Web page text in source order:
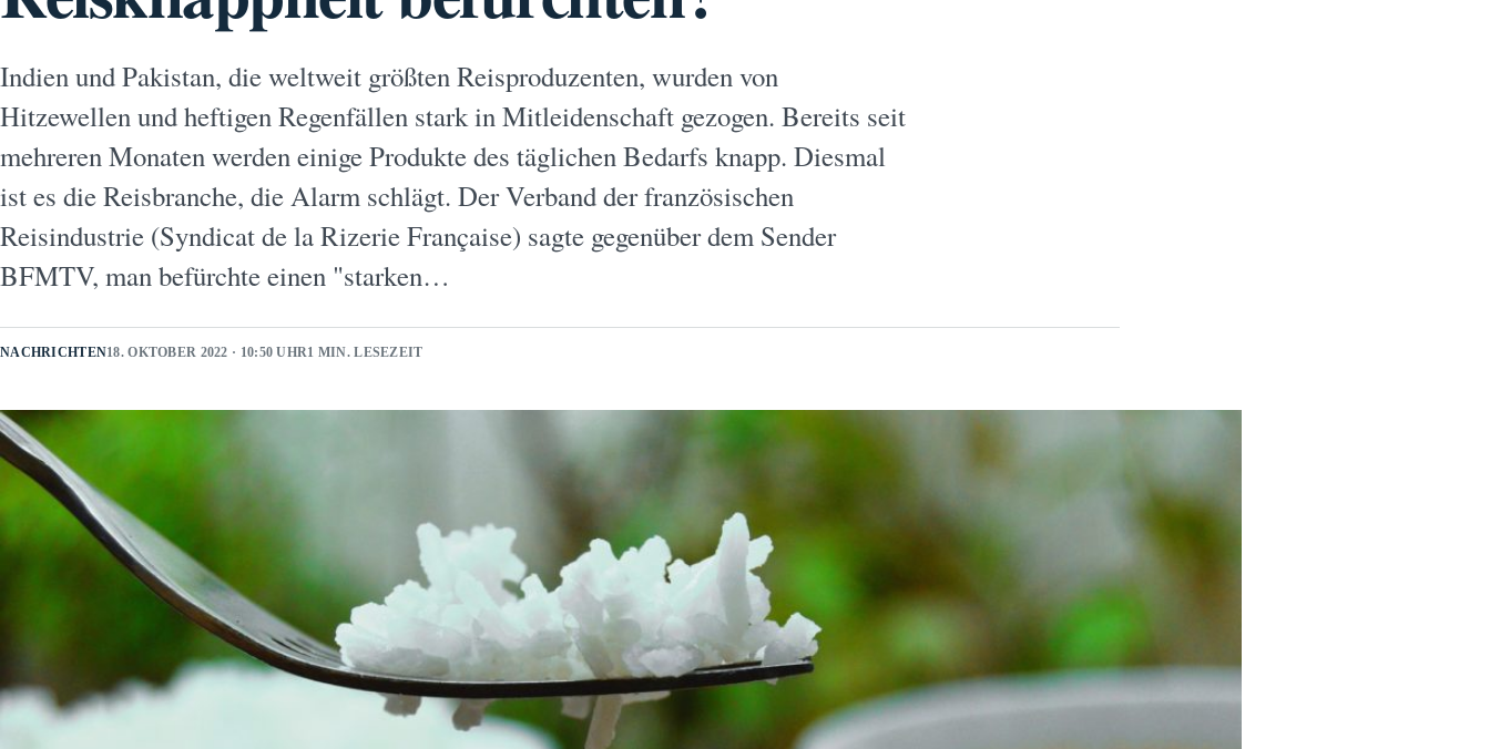
Indien und Pakistan, die weltweit größten Reisproduzenten, wurden von
Hitzewellen und heftigen Regenfällen stark in Mitleidenschaft gezogen. Bereits seit
mehreren Monaten werden einige Produkte des täglichen Bedarfs knapp. Diesmal
ist es die Reisbranche, die Alarm schlägt. Der Verband der französischen
Reisindustrie (Syndicat de la Rizerie Française) sagte gegenüber dem Sender
BFMTV, man befürchte einen "starken…
NACHRICHTEN18. OKTOBER 2022 · 10:50 UHR1 MIN. LESEZEIT